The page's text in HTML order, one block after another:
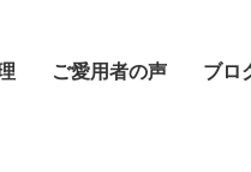
ご愛用者の声 ブロ